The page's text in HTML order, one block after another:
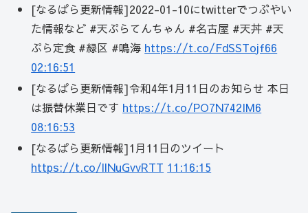
[なるぱら更新情報]2022-01-10にtwitterでつぶやい
た情報など #天ぷらてんちゃん #名古屋 #天丼 #天
ぷら定食 #緑区 #鳴海 https://t.co/FdSSTojf66
02:16:51
[なるぱら更新情報]令和4年1月11日のお知らせ 本日
は振替休業日です https://t.co/PO7N742IM6
08:16:53
[なるぱら更新情報]1月11日のツイート
https://t.co/llNuGvvRTT 11:16:15